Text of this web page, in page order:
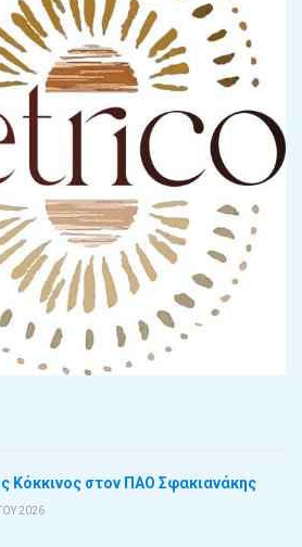
Κόκκινος στον ΠΑΟ Σφακιανάκης
2026